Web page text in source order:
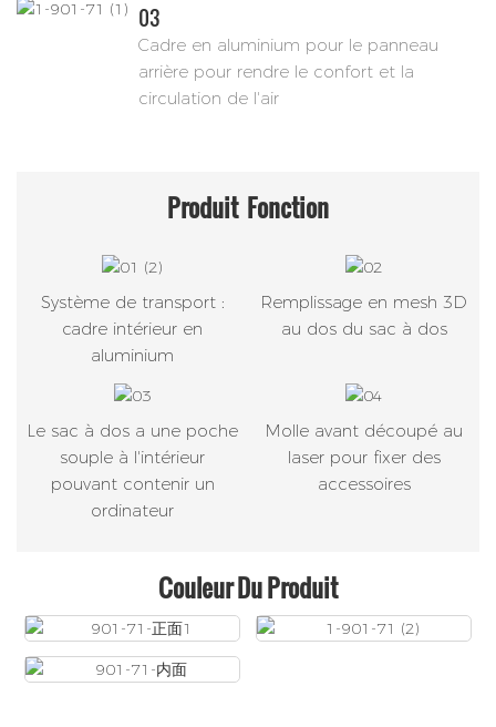
03
Cadre en aluminium pour le panneau
arrière pour rendre le confort et la
circulation de l'air
Produit Fonction
Système de transport :
cadre intérieur en
aluminium
Remplissage en mesh 3D
au dos du sac à dos
Le sac à dos a une poche
souple à l'intérieur
pouvant contenir un
ordinateur
Molle avant découpé au
laser pour fixer des
accessoires
Couleur Du Produit